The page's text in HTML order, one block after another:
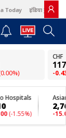
Today इंडिया टुडे हिंदी